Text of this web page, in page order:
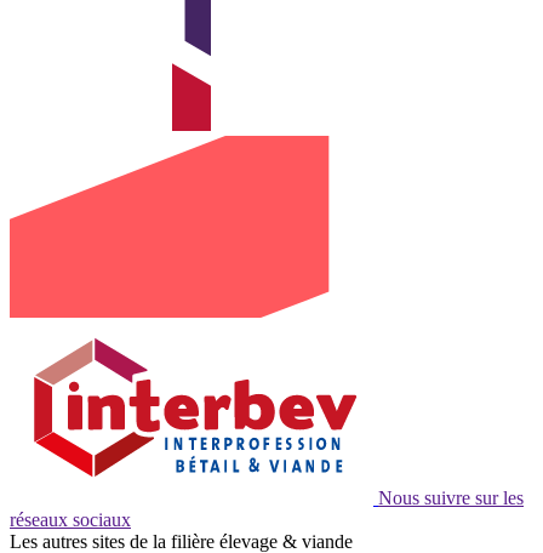
Nous suivre sur les
réseaux sociaux
Les autres sites de la filière élevage & viande